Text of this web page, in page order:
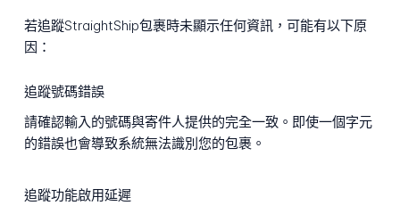
若追蹤StraightShip包裹時未顯示任何資訊，可能有以下原
因：
追蹤號碼錯誤
請確認輸入的號碼與寄件人提供的完全一致。即使一個字元
的錯誤也會導致系統無法識別您的包裹。
追蹤功能啟用延遲